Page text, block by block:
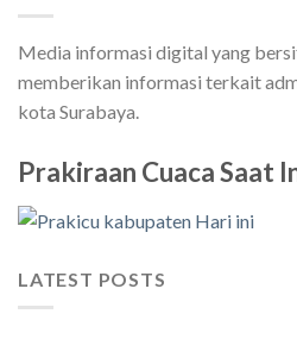
Media informasi digital yang
memberikan informasi terkait
kota Surabaya.
Prakiraan Cuaca Saat
LATEST POSTS